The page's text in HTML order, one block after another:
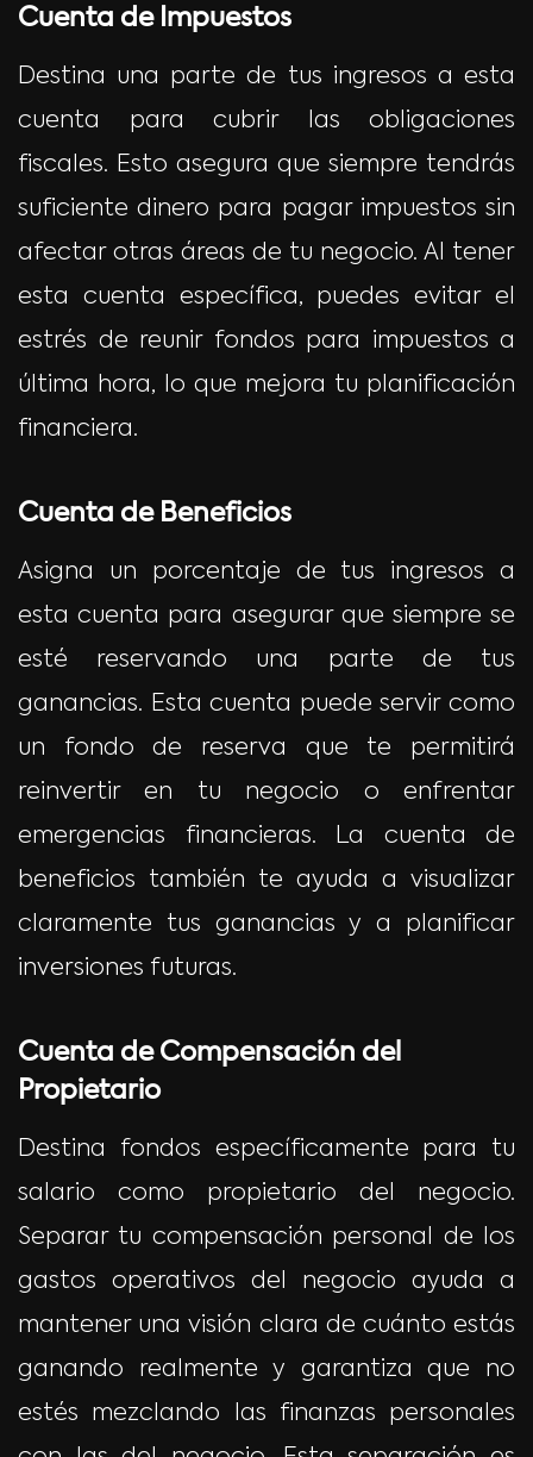
Cuenta de Impuestos
Destina una parte de tus ingresos a esta
cuenta para cubrir las obligaciones
fiscales. Esto asegura que siempre tendrás
suficiente dinero para pagar impuestos sin
afectar otras áreas de tu negocio. Al tener
esta cuenta específica, puedes evitar el
estrés de reunir fondos para impuestos a
última hora, lo que mejora tu planificación
financiera.
Cuenta de Beneficios
Asigna un porcentaje de tus ingresos a
esta cuenta para asegurar que siempre se
esté reservando una parte de tus
ganancias. Esta cuenta puede servir como
un fondo de reserva que te permitirá
reinvertir en tu negocio o enfrentar
emergencias financieras. La cuenta de
beneficios también te ayuda a visualizar
claramente tus ganancias y a planificar
inversiones futuras.
Cuenta de Compensación del
Propietario
Destina fondos específicamente para tu
salario como propietario del negocio.
Separar tu compensación personal de los
gastos operativos del negocio ayuda a
mantener una visión clara de cuánto estás
ganando realmente y garantiza que no
estés mezclando las finanzas personales